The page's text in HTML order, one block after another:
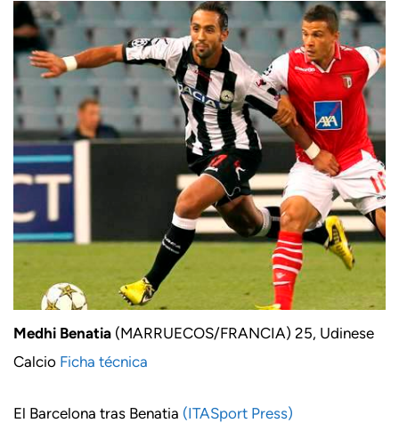
Medhi Benatia (MARRUECOS/FRANCIA) 25, Udinese
Calcio Ficha técnica
El Barcelona tras Benatia (ITASport Press)